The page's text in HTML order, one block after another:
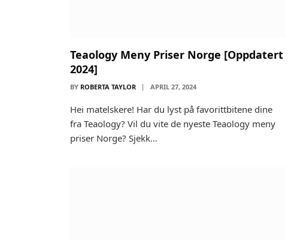
Teaology Meny Priser Norge [Oppdatert
2024]
BY ROBERTA TAYLOR APRIL 27, 2024
Hei matelskere! Har du lyst på favorittbitene dine
fra Teaology? Vil du vite de nyeste Teaology meny
priser Norge? Sjekk…